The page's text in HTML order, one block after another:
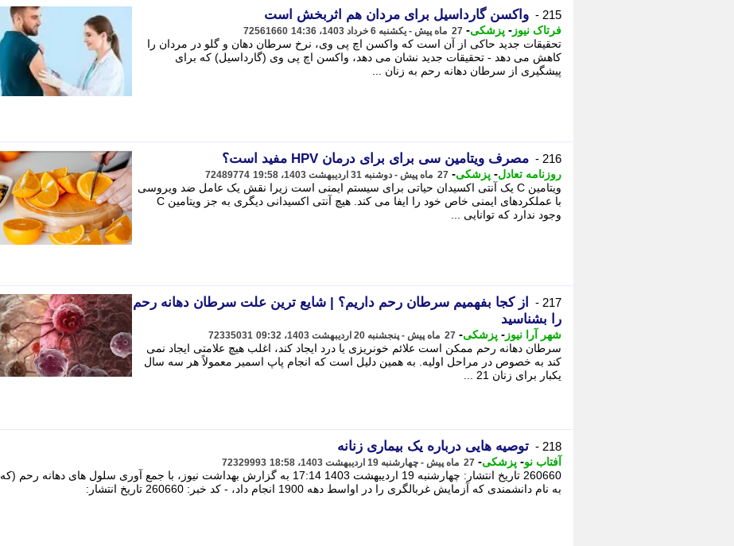
215 - واکسن گارداسیل برای مردان هم اثربخش است
فرتاک نیوز - پزشکی- 27 ماه پیش - یکشنبه 6 خرداد 1403، 14:36 72561660
تحقیقات جدید حاکی از آن است که واکسن اچ پی وی، نرخ سرطان دهان و گلو در مردان را
کاهش می دهد - تحقیقات جدید نشان می دهد، واکسن اچ پی وی (گارداسیل) که برای
پیشگیری از سرطان دهانه رحم به زنان ...
216 - مصرف ویتامین سی برای برای درمان HPV مفید است؟
روزنامه تعادل- پزشکی- 27 ماه پیش - دوشنبه 31 اردیبهشت 1403، 19:58 72489774
ویتامین C یک آنتی اکسیدان حیاتی برای سیستم ایمنی است زیرا نقش یک عامل ضد ویروسی
با عملکردهای ایمنی خاص خود را ایفا می کند. هیچ آنتی اکسیدانی دیگری به جز ویتامین C
وجود ندارد که توانایی ...
217 -
از کجا بفهمیم سرطان رحم داریم؟ | شایع ترین علت سرطان دهانه رحم
را بشناسید
شهر آرا نیوز - پزشکی- 27 ماه پیش - پنجشنبه 20 اردیبهشت 1403، 09:32 72335031
سرطان دهانه رحم ممکن است علائم خونریزی یا درد ایجاد کند، اغلب هیچ علامتی ایجاد نمی
کند به خصوص در مراحل اولیه. به همین دلیل است که انجام پاپ اسمیر معمولاً هر سه سال
یکبار برای زنان 21 ...
218 - توصیه هایی درباره یک بیماری زنانه
آفتاب نو- پزشکی- 27 ماه پیش - چهارشنبه 19 اردیبهشت 1403، 18:58 72329993
260660 تاریخ انتشار: چهارشنبه 19 اردیبهشت 1403 17:14 به گزارش بهداشت نیوز، با جمع آوری سلول های دهانه رحم (که
به نام دانشمندی که آزمایش غربالگری را در اواسط دهه 1900 انجام داد، - کد خبر: 260660 تاریخ انتشار: